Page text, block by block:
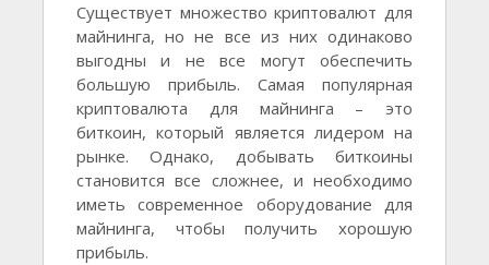
Существует множество криптовалют для
майнинга, но не все из них одинаково
выгодны и не все могут обеспечить
большую прибыль. Самая популярная
криптовалюта для майнинга – это
биткоин, который является лидером на
рынке. Однако, добывать биткоины
становится все сложнее, и необходимо
иметь современное оборудование для
майнинга, чтобы получить хорошую
прибыль.